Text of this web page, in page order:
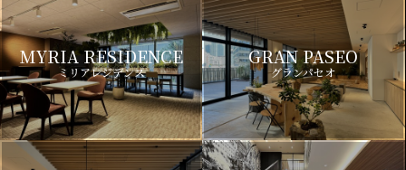
MYRIA RESIDENCE
ミリアレジデンス
GRAN PASEO
グランパセオ